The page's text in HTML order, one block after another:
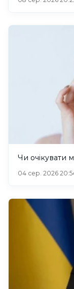
Чи очікувати
04 сер. 2026